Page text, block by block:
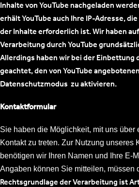
Inhalte von YouTube nachgeladen
erhält YouTube auch Ihre IP-Adresse,
der Inhalte erforderlich ist. Wir haben
Verarbeitung durch YouTube
Allerdings haben wir bei der Einbettung
geachtet, den von YouTube
Datenschutzmodus zu aktivieren.
Kontaktformular
Sie haben die Möglichkeit, mit uns über
Kontakt zu treten. Zur Nutzung unseres
benötigen wir Ihren Namen und Ihre E-
Angaben können Sie mitteilen, müssen
Rechtsgrundlage der Verarbeitung ist